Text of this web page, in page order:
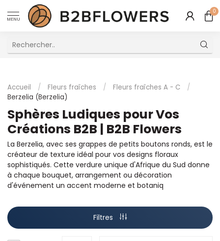
MENU
0
Accueil / Fleurs fraîches / Fleurs fraîches A - C
/
Berzelia (Berzelia)
Sphères Ludiques pour Vos
Créations B2B | B2B Flowers
La Berzelia, avec ses grappes de petits boutons ronds, est le
créateur de texture idéal pour vos designs floraux
sophistiqués. Cette verdure unique d'Afrique du Sud donne
à chaque bouquet, arrangement ou décoration
d'événement un accent moderne et botaniq
Filtres